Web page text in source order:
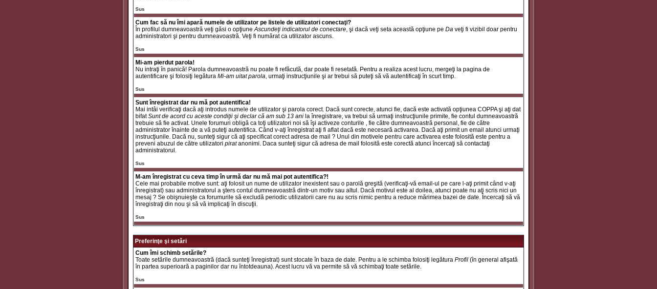
Sus
Cum fac să nu îmi apară numele de utilizator pe listele de utilizatori conectaţi?
În profilul dumneavoastră veţi găsi o opţiuneAscundeţi indicatorul de conectare, şi dacă veţi seta această opţiune pe Da veţi fi vizibil doar pentru
administratori şi pentru dumneavoastră. Veţi fi numărat ca utilizator ascuns.
Sus
Mi-am pierdut parola!
Nu intraţi în panică! Parola dumneavoastră nu poate fi refăcută, dar poate fi resetată. Pentru a realiza acest lucru, mergeţi la pagina de
autentificare şi folosiţi legătura Mi-am uitat parola, urmaţi instrucţiunile şi ar trebui să puteţi să vă autentificaţi în scurt timp.
Sus
Sunt înregistrat dar nu mă pot autentifica!
Mai intâi verificaţi dacă aţi introdus numele de utilizator şi parola corect. Dacă sunt corecte, atunci fie, dacă este activată opţiunea COPPA şi aţi dat
bifatSunt de acord cu aceste condiţii şi declar că am sub 13 ani la înregistrare, va trebui să urmaţi instrucţiunile primite, fie contul dumneavoastră
trebuie să fie activat. Unele forumuri obligă ca toţi utilizatori noi să îşi activeze conturile , fie către dumneavoastră personal, fie de către
administrator înainte de a vă puteţi autentifica. Când v-aţi înregistrat aţi fi aflat dacă este necesară activarea. Dacă aţi primit un email atunci urmaţi
instrucţiunile. Dacă nu, sunteţi sigur că aţi specificat corect adresa de mail ? Unul din motivele pentru care activarea este folosită este pentru a
preveni abuzul de către utilizatori piratanonimi. Daca sunteţi sigur că adresa de mail folosită este corectă atunci încercaţi să contactaţi
administratorul.
Sus
M-am înregistrat cu ceva timp în urmă dar nu mă mai pot autentifica?!
Cele mai probabile motive sunt: aţi folosit un nume de utilizator inexistent sau o parolă greşită (verificaţi-vă email-ul pe care l-aţi primit când v-aţi
înregistrat) sau administratorul a şters contul dumneavoastră dintr-un motiv sau altul. Dacă motivul este al doilea, atunci poate nu aţi scris nici un
mesaj ? Se obişnuieşte ca forumurile să excludă periodic utilizatorii care nu au scris nimic pentru a reduce mărimea bazei de date. Încercaţi să vă
înregistraţi din nou şi să vă implicaţi în discuţii.
Sus
Preferinţe şi setări
Cum îmi schimb setările?
Toate setările dumneavoastră (dacă sunteţi înregistrat) sunt stocate în baza de date. Pentru a le schimba folosiţi legătura Profil (în general afişată
în partea superioară a paginilor dar nu întotdeauna). Acest lucru vă va permite să vă schimbaţi toate setările.
Sus